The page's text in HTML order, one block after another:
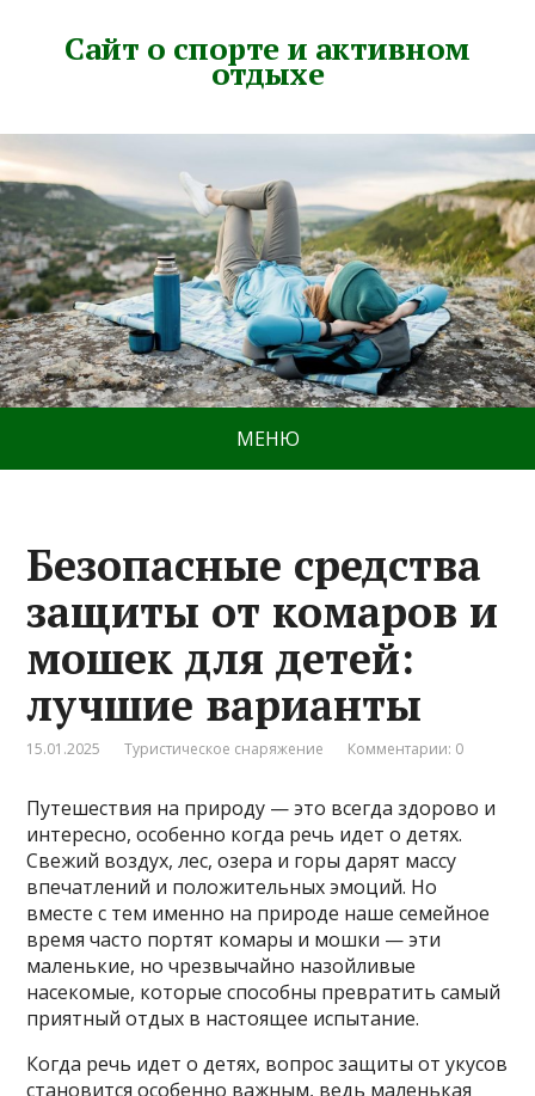
Сайт о спорте и активном
отдыхе
МЕНЮ
Безопасные средства
защиты от комаров и
мошек для детей:
лучшие варианты
15.01.2025 Туристическое снаряжение Комментарии: 0
Путешествия на природу — это всегда здорово и
интересно, особенно когда речь идет о детях.
Свежий воздух, лес, озера и горы дарят массу
впечатлений и положительных эмоций. Но
вместе с тем именно на природе наше семейное
время часто портят комары и мошки — эти
маленькие, но чрезвычайно назойливые
насекомые, которые способны превратить самый
приятный отдых в настоящее испытание.
Когда речь идет о детях, вопрос защиты от укусов
становится особенно важным, ведь маленькая